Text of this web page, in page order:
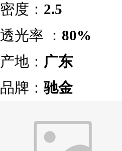
密度： 2.5
透光率 ： 80%
产地： 广东
品牌： 驰金